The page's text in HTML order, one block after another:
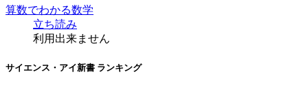
算数でわかる数学
立ち読み
利用出来ません
サイエンス・アイ新書 ランキング